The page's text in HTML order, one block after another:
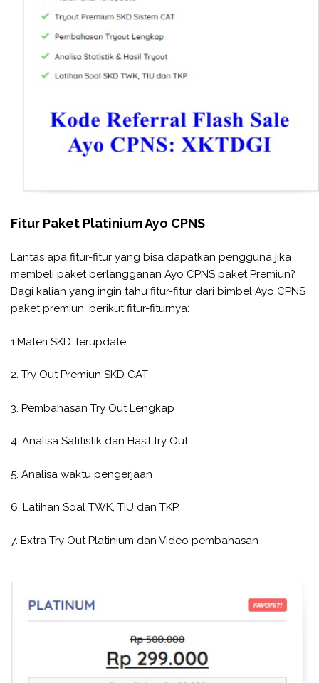
Fitur Paket Platinium Ayo CPNS
Lantas apa fitur-fitur yang bisa dapatkan pengguna jika
membeli paket berlangganan Ayo CPNS paket Premiun?
Bagi kalian yang ingin tahu fitur-fitur dari bimbel Ayo CPNS
paket premiun, berikut fitur-fiturnya:
1.Materi SKD Terupdate
2. Try Out Premiun SKD CAT
3. Pembahasan Try Out Lengkap
4. Analisa Satitistik dan Hasil try Out
5. Analisa waktu pengerjaan
6. Latihan Soal TWK, TIU dan TKP
7. Extra Try Out Platinium dan Video pembahasan